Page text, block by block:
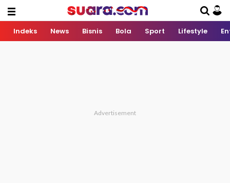
Indeks News Bisnis Bola Sport Lifestyle